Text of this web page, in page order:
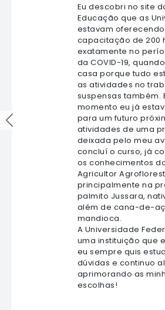
Eu descobri no site
Educação que as
estavam
capacitação de 200
exatamente no
da COVID-19,
casa porque tudo
as atividades no
suspensas também.
momento eu já
para um futuro
atividades de uma
deixada pelo meu
concluí o curso, já
os conhecimentos
Agricultor
principalmente na
palmito Jussara,
além de cana-de-
mandioca.
A Universidade
uma instituição que
eu sempre quis
dúvidas e continuo
aprimorando as
escolhas!